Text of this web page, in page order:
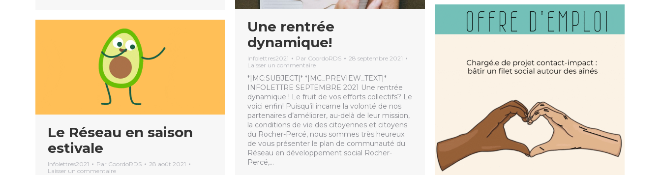
Une rentrée
dynamique!
Infolettres2021 Par CoordoRDS
28 septembre 2021
Laisser un commentaire
*|MC:SUBJECT|* *|MC_PREVIEW_TEXT|*
INFOLETTRE SEPTEMBRE 2021 Une rentrée
dynamique ! Le fruit de vos efforts collectifs? Le
voici enfin! Puisqu’il incarne la volonté de nos
partenaires d’améliorer, au-delà de leur mission,
la conditions de vie des citoyennes et citoyens
du Rocher-Percé, nous sommes très heureux
de vous présenter le plan de communauté du
Réseau en développement social Rocher-
Percé,…
Le Réseau en saison
estivale
Infolettres2021 Par CoordoRDS
28 août 2021
Laisser un commentaire